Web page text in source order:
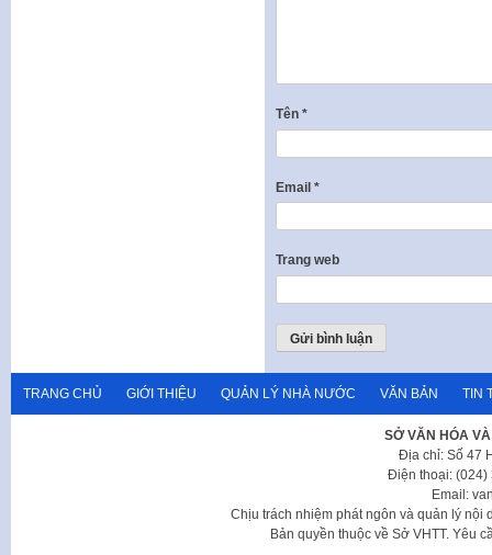
Tên *
Email *
Trang web
TRANG CHỦ GIỚI THIỆU QUẢN LÝ NHÀ NƯỚC VĂN BẢN TIN
SỞ VĂN HÓA
Địa chỉ: Số 47
Điện thoại: (024)
Email:
Chịu trách nhiệm phát ngôn và quản lý nội
Bản quyền thuộc về Sở VHTT. Yêu